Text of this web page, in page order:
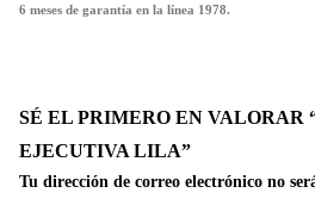
6 meses de garantía en la línea 1978.
SÉ EL PRIMERO EN VALORAR
EJECUTIVA LILA”
Tu dirección de correo electrónico no